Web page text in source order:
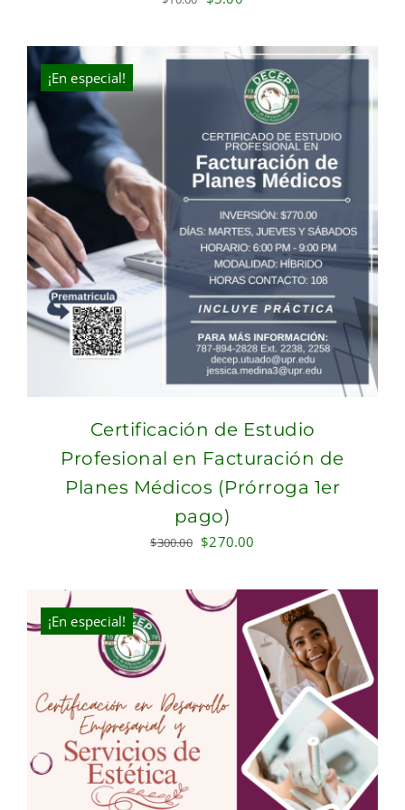
$10.00.
is:
$5.00.
¡En especial!
Certificación de Estudio
Profesional en Facturación de
Planes Médicos (Prórroga 1er
pago)
$300.00 Original
$300.00.
$270.00
is:
$270.00.
¡En especial!